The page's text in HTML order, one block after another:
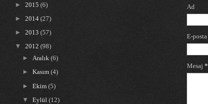
► 2015 (6)
► 2014 (27)
► 2013 (57)
▼ 2012 (98)
►Aralık(6)
►Kasım(4)
►Ekim(5)
▼Eylül(12)
Ad
E-posta
Mesaj *